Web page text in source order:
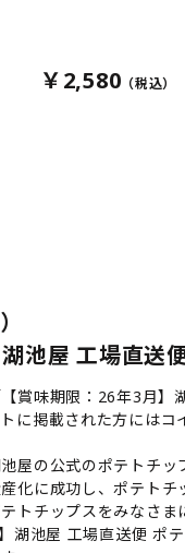
￥2,580
湖池屋 工場直
賞味期限：26年3月
に掲載された方には
屋の公式のポテトチ
化に成功し、ポテト
トチップスをみなさま
湖池屋 工場直送便 ポ